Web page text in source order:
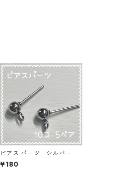
ピアス パーツ シルバー 1
0個5ペア【AP-ERG-TS-1
0】
¥180